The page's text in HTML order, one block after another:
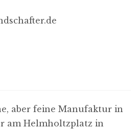
aber feine Manufaktur in
am Helmholtzplatz in